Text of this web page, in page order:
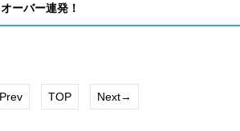
ーバー連発！
TOP Next→